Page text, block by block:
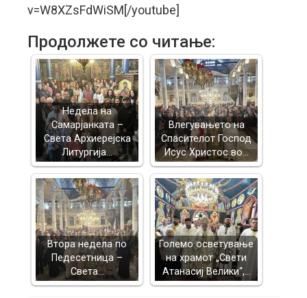
v=W8XZsFdWiSM[/youtube]
Продолжете со читање:
Недела на
Самарјанката –
Света Архиерејска
Литургија…
Влегувањето на
Спасителот Господ
Исус Христос во…
Втора недела по
Педесетница –
Света…
Големо осветување
на храмот „Свети
Атанасиј Велики“,…